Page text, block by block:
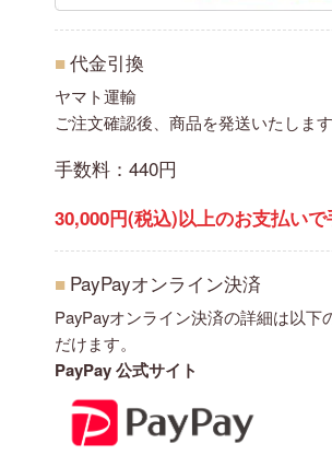
赤色の天然石・パワーストーン
オレンジ・橙色の天然石・パワーストーン
緑色の天然石・パワーストーン
青色の天然石・パワーストーン
水色の天然石・パワーストーン
■代金引換
ヤマト運輸
ご注文確認後、商品を発送いたします
手数料：440円
30,000円(税込)以上のお支払い
■ PayPayオンライン決済
PayPayオンライン決済の詳細は以下
だけます。
PayPay 公式サイト